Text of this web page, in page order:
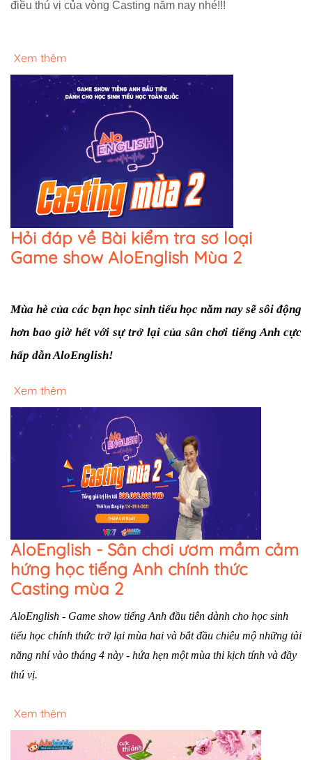
điều thú vị của vòng Casting năm nay nhé!!!
Xem thêm
Hỏi đáp về Bài kiểm tra sơ loại
Game show AloEnglish Mùa 2
Mùa hè của các bạn học sinh tiểu học năm nay sẽ sôi động
hơn bao giờ hết với sự trở lại của sân chơi tiếng Anh cực
hấp dẫn AloEnglish!
Xem thêm
AloEnglish - Sân chơi ươm mầm cảm
hứng học tiếng Anh chính thức
Casting mùa 2
AloEnglish - Game show tiếng Anh đầu tiên dành cho học sinh
tiểu học chính thức trở lại mùa hai và bắt đầu chiêu mộ những tài
năng nhí vào tháng 4 này - hứa hẹn một mùa thi kịch tính và đầy
thú vị.
Xem thêm